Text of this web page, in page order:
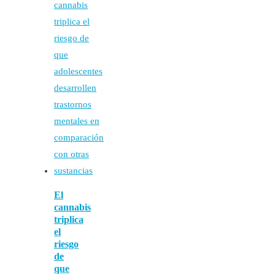
El
cannabis
triplica
el
riesgo
de
que